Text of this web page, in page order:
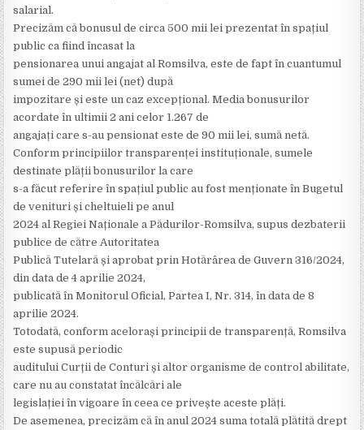
salarial.
Precizăm că bonusul de circa 500 mii lei prezentat în spațiul
public ca fiind încasat la
pensionarea unui angajat al Romsilva, este de fapt în cuantumul
sumei de 290 mii lei (net) după
impozitare și este un caz excepțional. Media bonusurilor
acordate în ultimii 2 ani celor 1.267 de
angajați care s-au pensionat este de 90 mii lei, sumă netă.
Conform principiilor transparenței instituționale, sumele
destinate plății bonusurilor la care
s-a făcut referire în spațiul public au fost menționate în Bugetul
de venituri și cheltuieli pe anul
2024 al Regiei Naționale a Pădurilor-Romsilva, supus dezbaterii
publice de către Autoritatea
Publică Tutelară și aprobat prin Hotărârea de Guvern 316/2024,
din data de 4 aprilie 2024,
publicată în Monitorul Oficial, Partea I, Nr. 314, în data de 8
aprilie 2024.
Totodată, conform acelorași principii de transparență, Romsilva
este supusă periodic
auditului Curții de Conturi și altor organisme de control abilitate,
care nu au constatat încălcări ale
legislației în vigoare în ceea ce privește aceste plăți.
De asemenea, precizăm că în anul 2024 suma totală plătită drept